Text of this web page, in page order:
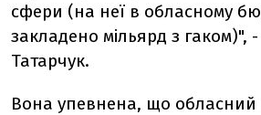
сфери (на неї в обласному
закладено мільярд з гаком)",
Татарчук.
Вона упевнена, що